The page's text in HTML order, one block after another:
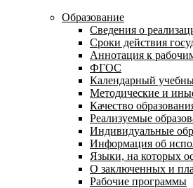
Образование
Сведения о
Сроки действия
Аннотация к
ФГОС
Календарный
Методические и
Качество
Реализуемые
Индивидуальные
Информация об
Языки, на которых
О заключенных и
Рабочие программы